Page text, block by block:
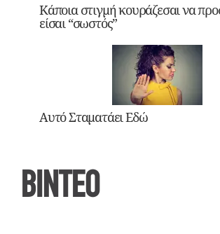
Κάποια στιγμή κουράζεσαι να
είσαι “σωστός”
Αυτό Σταματάει Εδώ
ΒΙΝΤΕΟ